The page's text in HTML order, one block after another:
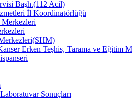
Başh.(112 Acil)
İl Koordinatörlüğü
Merkezleri
Erken Teşhis, Tarama ve Eğitim
Sonuçları